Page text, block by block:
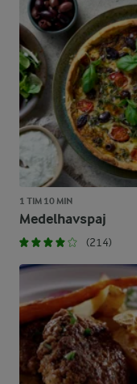
1 TIM 10 MIN
Medelhavspaj
(214)